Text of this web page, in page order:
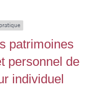
patrimoines
personnel de
individuel